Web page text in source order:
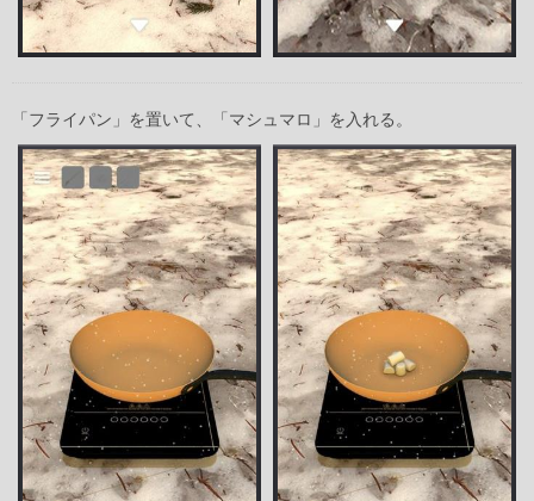
「フライパン」を置いて、「マシュマロ」を入れる。